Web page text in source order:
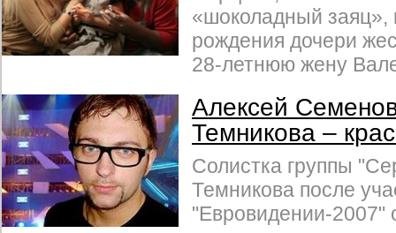
«шоколадный заяц»,
рождения дочери
28-летнюю жену
Алексей
Темникова –
Солистка группы
Темникова после
"Евровидении-2007"